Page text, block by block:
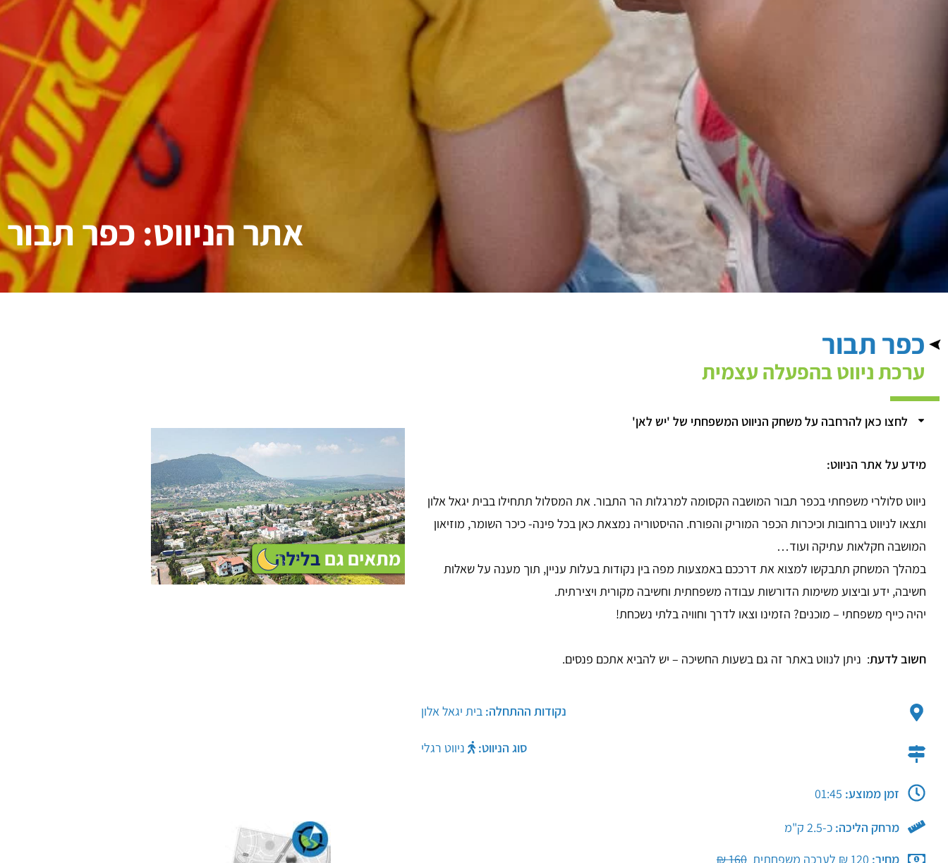
אתר הניווט:
כפר תבור
ערכת ניווט בהפעלה עצמית
לחצו כאן להרחבה על משחק הניווט המשפחתי של 'יש לאן'
מידע על אתר הניווט:
ניווט סלולרי משפחתי בכפר תבור המושבה הקסומה למרגלות הר התבור. את המסלול תתחילו בבית יגאל אלון
ותצאו לניווט ברחובות וכיכרות הכפר המוריק והפורח. ההיסטוריה נמצאת כאן בכל פינה- כיכר השומר, מוזיאון
המושבה חקלאות עתיקה ועוד…
במהלך המשחק תתבקשו למצוא את דרככם באמצעות מפה בין נקודות בעלות עניין, תוך מענה על שאלות
חשיבה, ידע וביצוע משימות הדורשות עבודה משפחתית וחשיבה מקורית ויצירתית.
יהיה כייף משפחתי – מוכנים? הזמינו וצאו לדרך וחוויה בלתי נשכחת!
חשוב לדעת: ניתן לנווט באתר זה גם בשעות החשיכה – יש להביא אתכם פנסים. ​
נקודות ההתחלה:
סוג הניווט: ניווט רגלי
זמן ממוצע:
מרחק הליכה: כ-2.5 ק"מ​
מחיר: 120 ₪ לערכה משפחתית 160 ₪